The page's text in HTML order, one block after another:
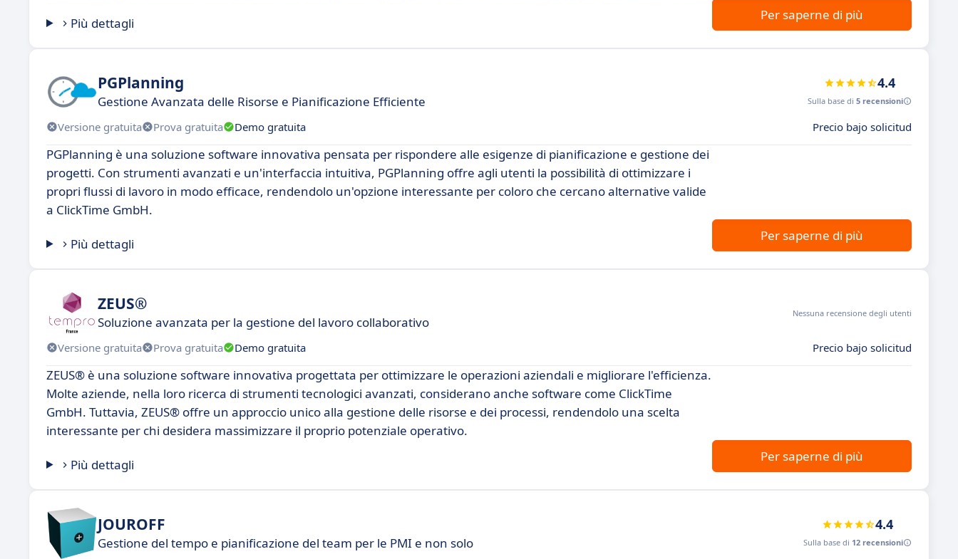
Più dettagli
Per saperne di più
PGPlanning
Gestione Avanzata delle Risorse e Pianificazione Efficiente
4.4
Sulla base di 5 recensioni
Versione gratuita Prova gratuita Demo gratuita Precio bajo solicitud
PGPlanning è una soluzione software innovativa pensata per rispondere alle esigenze di pianificazione e gestione dei
progetti. Con strumenti avanzati e un'interfaccia intuitiva, PGPlanning offre agli utenti la possibilità di ottimizzare i
propri flussi di lavoro in modo efficace, rendendolo un'opzione interessante per coloro che cercano alternative valide
a ClickTime GmbH.
Più dettagli
Per saperne di più
ZEUS®
Soluzione avanzata per la gestione del lavoro collaborativo
Nessuna recensione degli utenti
Versione gratuita Prova gratuita Demo gratuita Precio bajo solicitud
ZEUS® è una soluzione software innovativa progettata per ottimizzare le operazioni aziendali e migliorare l'efficienza.
Molte aziende, nella loro ricerca di strumenti tecnologici avanzati, considerano anche software come ClickTime
GmbH. Tuttavia, ZEUS® offre un approccio unico alla gestione delle risorse e dei processi, rendendolo una scelta
interessante per chi desidera massimizzare il proprio potenziale operativo.
Più dettagli
Per saperne di più
JOUROFF
Gestione del tempo e pianificazione del team per le PMI e non solo
4.4
Sulla base di 12 recensioni